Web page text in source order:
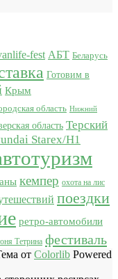
fest АБТ Беларусь
Готовим в
Крым
область Нижний
область Терский
Starex/H1
кемпер охота на лис
поездки
ретро-автомобили
Тетрина фестиваль
от Colorlib Powered